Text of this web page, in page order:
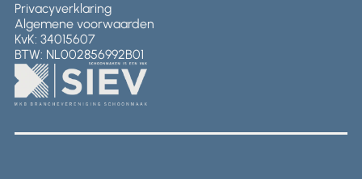
Privacyverklaring
Algemene voorwaarden
KvK: 34015607
BTW: NL002856992B01